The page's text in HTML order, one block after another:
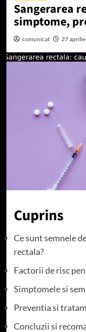
Sangerarea
simptome,
comunicat 27
Cuprins
Ce sunt semnele
rectala?
Factorii de risc
Simptomele si
Preventia si
Concluzii si